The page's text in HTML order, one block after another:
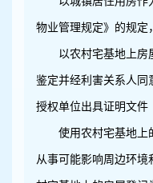
物业管理规定》的规定
以农村宅基地上房
鉴定并经利害关系人同
授权单位出具证明文件
使用农村宅基地上
从事可能影响周边环境